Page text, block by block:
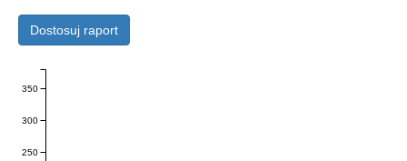
Dostosuj raport
250
300
350